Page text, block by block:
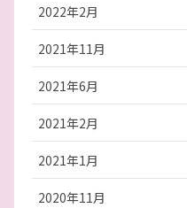
2022年2月
2021年11月
2021年6月
2021年2月
2021年1月
2020年11月